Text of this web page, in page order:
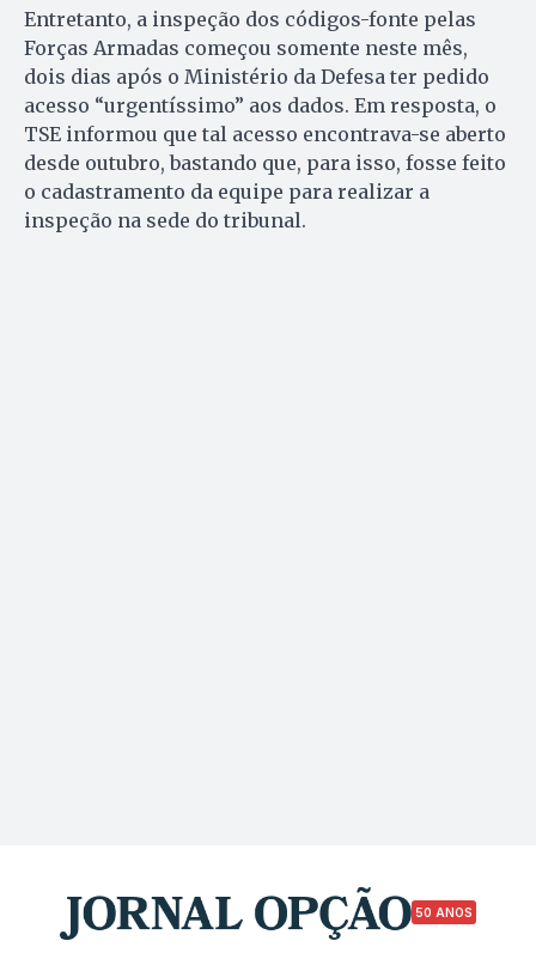
Entretanto, a inspeção dos códigos-fonte pelas
Forças Armadas começou somente neste mês,
dois dias após o Ministério da Defesa ter pedido
acesso “urgentíssimo” aos dados. Em resposta, o
TSE informou que tal acesso encontrava-se aberto
desde outubro, bastando que, para isso, fosse feito
o cadastramento da equipe para realizar a
inspeção na sede do tribunal.
50 ANOS